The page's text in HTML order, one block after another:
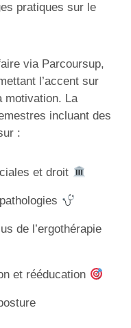
pratiques sur le
via Parcoursup,
l’accent sur
motivation. La
incluant des
:
et droit
de l’ergothérapie
et rééducation